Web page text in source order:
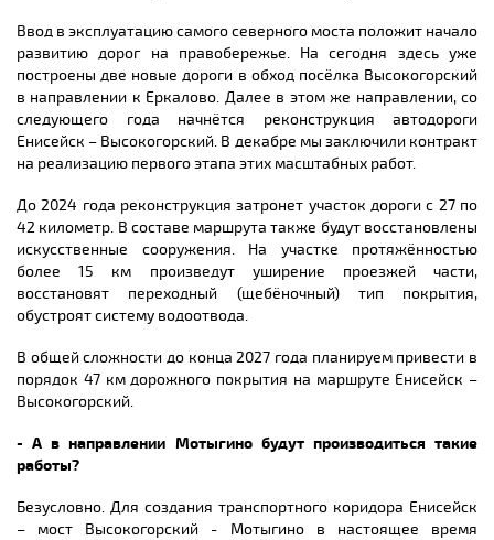
Ввод в эксплуатацию самого северного моста положит начало
развитию дорог на правобережье. На сегодня здесь уже
построены две новые дороги в обход посёлка Высокогорский
в направлении к Еркалово. Далее в этом же направлении, со
следующего года начнётся реконструкция автодороги
Енисейск – Высокогорский. В декабре мы заключили контракт
на реализацию первого этапа этих масштабных работ.
До 2024 года реконструкция затронет участок дороги с 27 по
42 километр. В составе маршрута также будут восстановлены
искусственные сооружения. На участке протяжённостью
более 15 км произведут уширение проезжей части,
восстановят переходный (щебёночный) тип покрытия,
обустроят систему водоотвода.
В общей сложности до конца 2027 года планируем привести в
порядок 47 км дорожного покрытия на маршруте Енисейск –
Высокогорский.
- А в направлении Мотыгино будут производиться такие
работы?
Безусловно. Для создания транспортного коридора Енисейск
– мост Высокогорский - Мотыгино в настоящее время